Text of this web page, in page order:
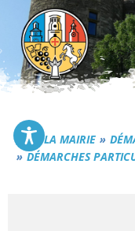
contenu
LA MAIRIE
DÉMARCHES